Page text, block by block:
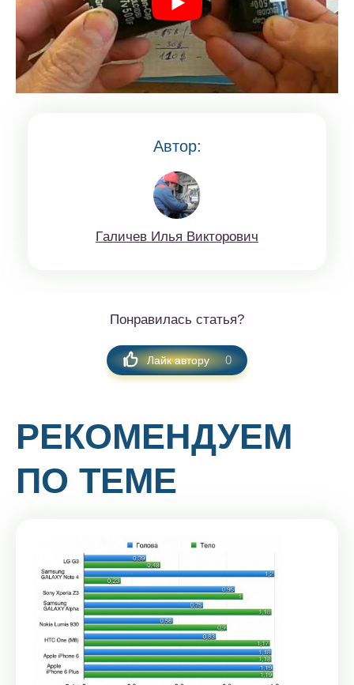
Автор:
Гaличeв Илья Виктoрoвич
Понравилась статья?
Лайк автору 0
РЕКОМЕНДУЕМ
ПО ТЕМЕ